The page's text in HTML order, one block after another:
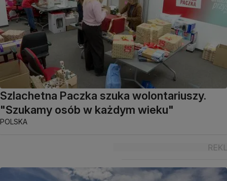
Szlachetna Paczka szuka wolontariuszy.
"Szukamy osób w każdym wieku"
POLSKA